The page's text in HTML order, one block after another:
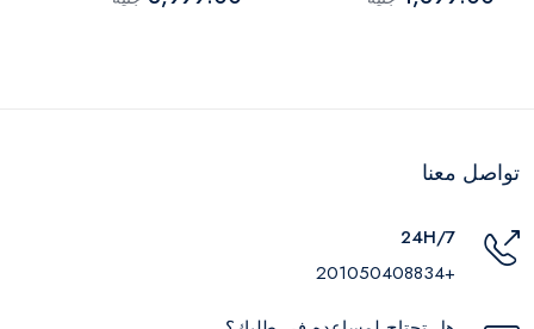
تواصل معنا
24H/7
+201050408834